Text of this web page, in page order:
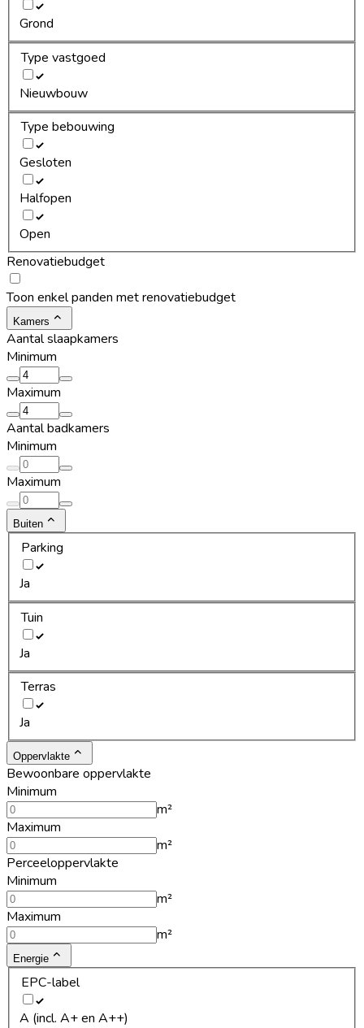
Grond
Type vastgoed
Nieuwbouw
Type bebouwing
Gesloten
Halfopen
Open
Renovatiebudget
Toon enkel panden met renovatiebudget
Kamers
Aantal slaapkamers
Minimum
Maximum
Aantal badkamers
Minimum
Maximum
Buiten
Parking
Ja
Tuin
Ja
Terras
Ja
Oppervlakte
Bewoonbare oppervlakte
Minimum
m²
Maximum
m²
Perceeloppervlakte
Minimum
m²
Maximum
m²
Energie
EPC-label
A (incl. A+ en A++)